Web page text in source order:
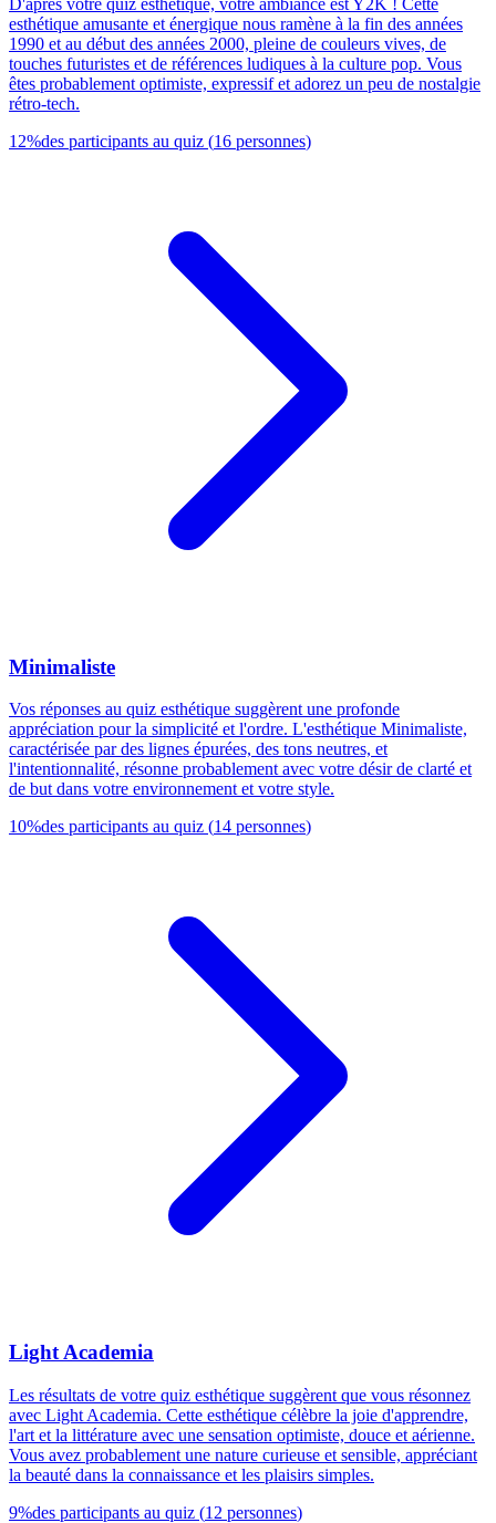
D'après votre quiz esthétique, votre ambiance est Y2K ! Cette
esthétique amusante et énergique nous ramène à la fin des années
1990 et au début des années 2000, pleine de couleurs vives, de
touches futuristes et de références ludiques à la culture pop. Vous
êtes probablement optimiste, expressif et adorez un peu de nostalgie
rétro-tech.
12%des participants au quiz (16 personnes)
Minimaliste
Vos réponses au quiz esthétique suggèrent une profonde
appréciation pour la simplicité et l'ordre. L'esthétique Minimaliste,
caractérisée par des lignes épurées, des tons neutres, et
l'intentionnalité, résonne probablement avec votre désir de clarté et
de but dans votre environnement et votre style.
10%des participants au quiz (14 personnes)
Light Academia
Les résultats de votre quiz esthétique suggèrent que vous résonnez
avec Light Academia. Cette esthétique célèbre la joie d'apprendre,
l'art et la littérature avec une sensation optimiste, douce et aérienne.
Vous avez probablement une nature curieuse et sensible, appréciant
la beauté dans la connaissance et les plaisirs simples.
9%des participants au quiz (12 personnes)